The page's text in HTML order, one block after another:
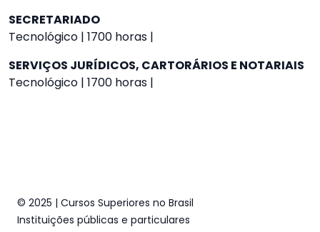
SECRETARIADO
Tecnológico | 1700 horas |
SERVIÇOS JURÍDICOS, CARTORÁRIOS E NOTARIAIS
Tecnológico | 1700 horas |
© 2025 | Cursos Superiores no Brasil
Instituições públicas e particulares